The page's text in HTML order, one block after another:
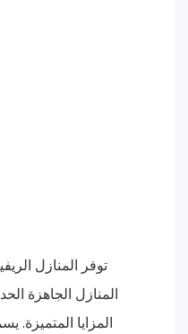
المنازل الجاهزة
المزايا